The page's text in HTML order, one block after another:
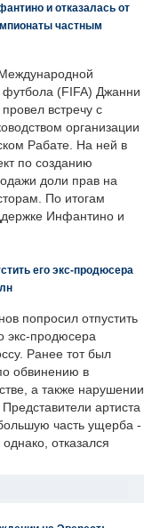
и отказалась от
частным
(FIFA) Джанни
встречу с
организации
Рабате. На ней в
по созданию
доли прав на
По итогам
Инфантино и
его экс-продюсера
попросил отпустить
экс-продюсера
Ранее тот был
обвинению в
а также нарушении
артиста
часть ущерба -
отказался